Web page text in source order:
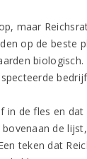
maar
op de beste
de fles en
de
teken dat